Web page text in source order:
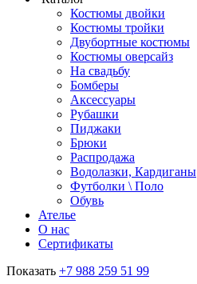
Костюмы двойки
Костюмы тройки
Двубортные костюмы
Костюмы оверсайз
На свадьбу
Бомберы
Аксессуары
Рубашки
Пиджаки
Брюки
Распродажа
Водолазки, Кардиганы
Футболки \ Поло
Обувь
Ателье
О нас
Сертификаты
Показать +7 988 259 51 99